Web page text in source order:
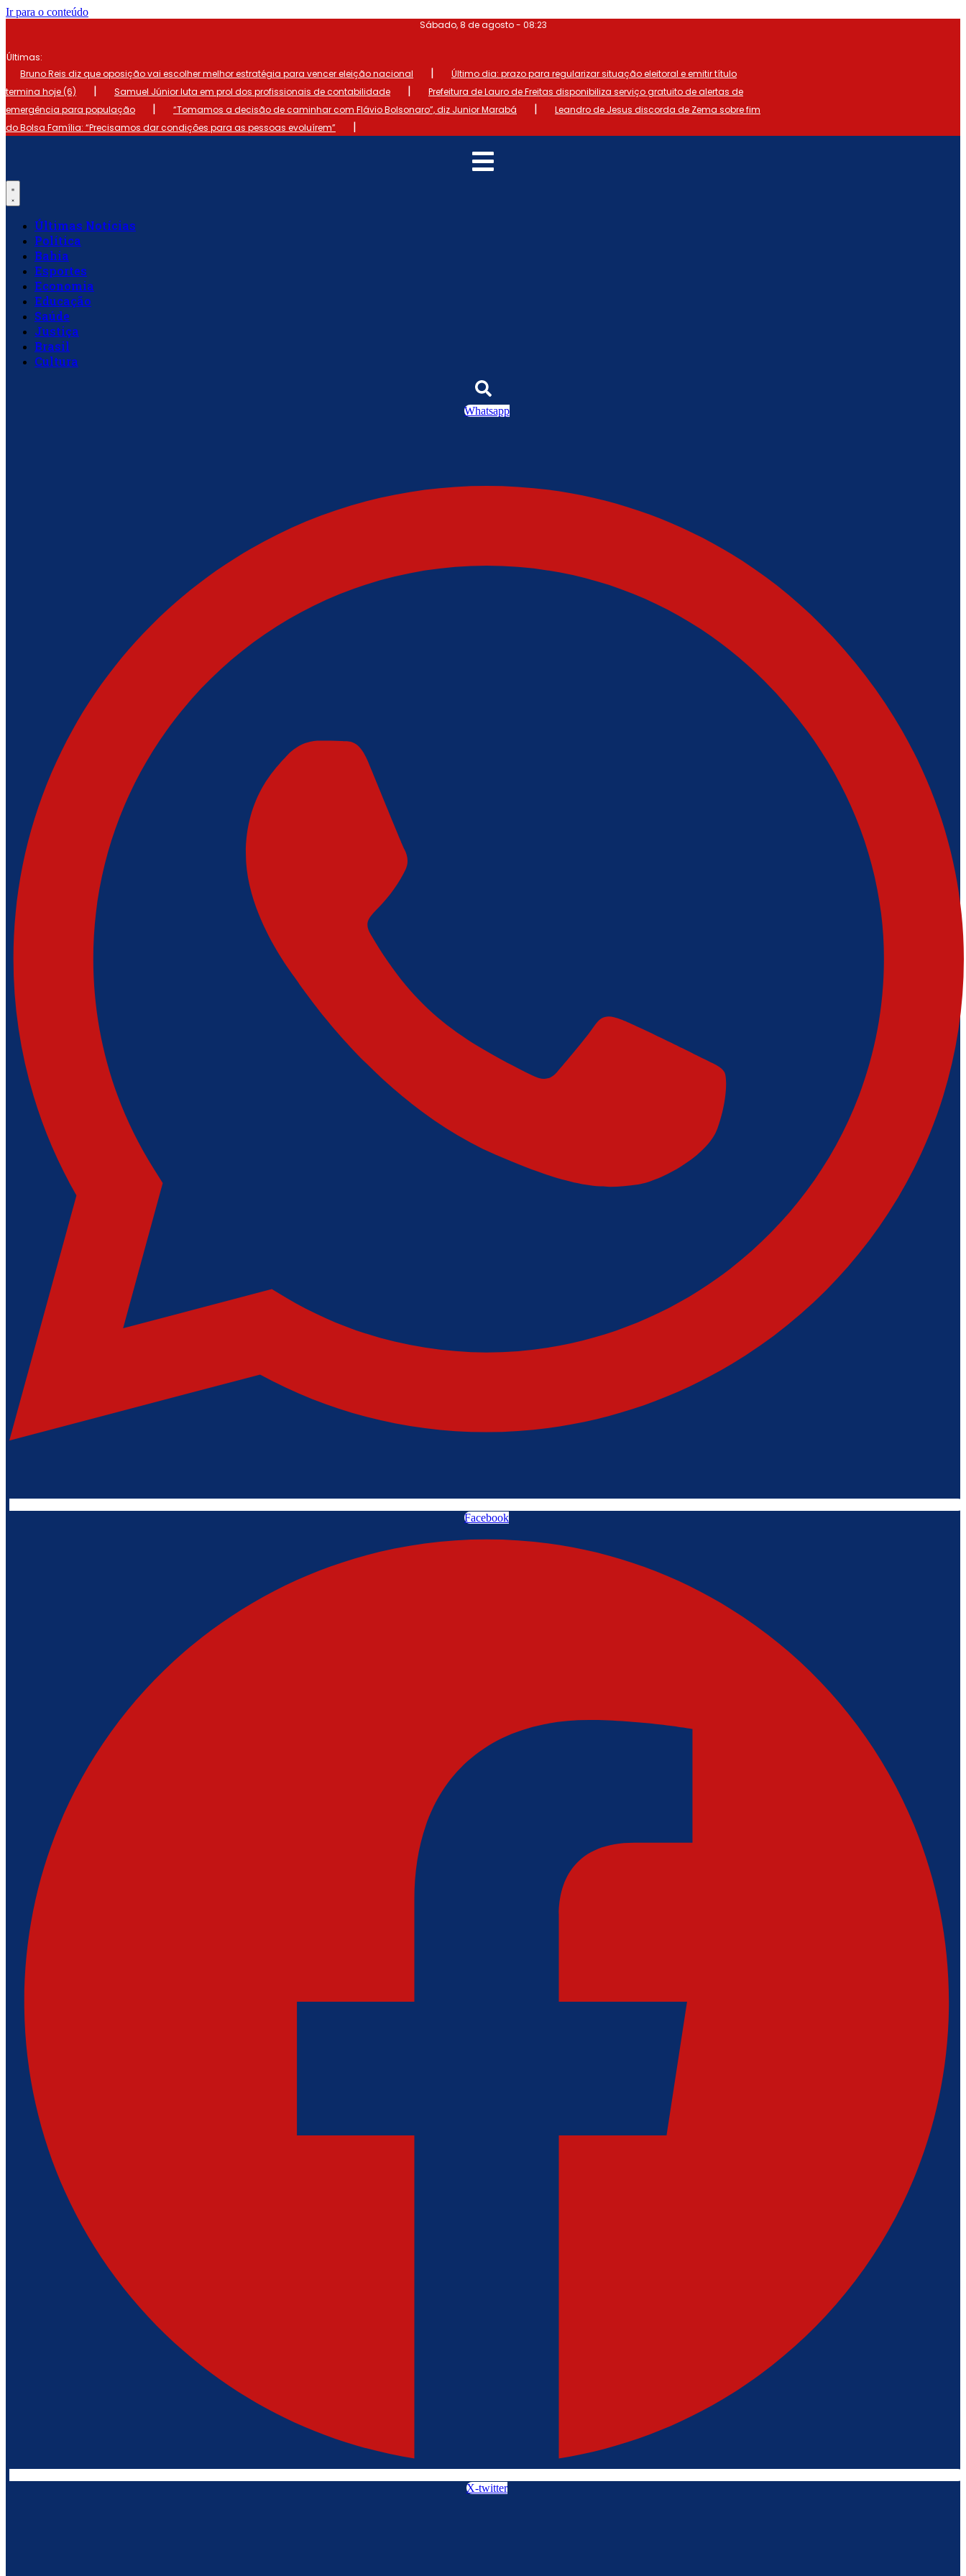
Ir para o conteúdo
Sábado, 8 de agosto - 08:23
Últimas:
Bruno Reis diz que oposição vai escolher melhor estratégia para vencer eleição nacional
|
Último dia: prazo para regularizar situação eleitoral e emitir título
termina hoje (6)
| Samuel Júnior luta em prol dos profissionais de contabilidade |
Prefeitura de Lauro de Freitas disponibiliza serviço gratuito de alertas de
emergência para população
| “Tomamos a decisão de caminhar com Flávio Bolsonaro”, diz Junior Marabá |
Leandro de Jesus discorda de Zema sobre fim
do Bolsa Família: “Precisamos dar condições para as pessoas evoluírem”
|
Últimas Notícias
Política
Bahia
Esportes
Economia
Educação
Saúde
Justiça
Brasil
Cultura
Whatsapp
Facebook
X-twitter